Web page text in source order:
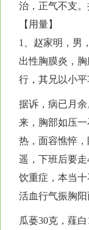
治，正气不支
【用量】
1、赵家明，男
出性胸膜炎，
行，其兄以小平
据诉，病已月
来，胸部如压
热，面容憔悴
遥，下班后要
饮重症，本当
活血行气振胸阳
瓜蒌30克，薤